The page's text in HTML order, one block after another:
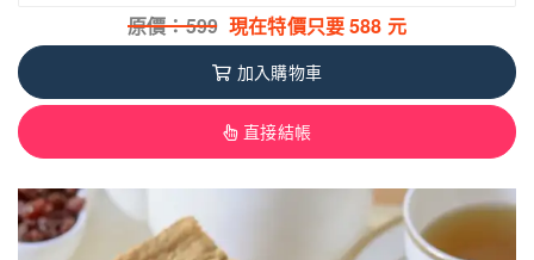
原價：599 現在特價只要588 元
加入購物車
直接結帳